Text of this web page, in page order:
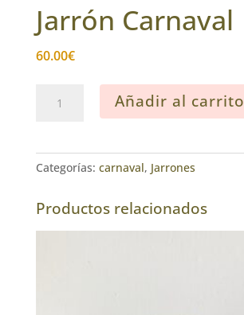
Jarrón Carnaval
60.00€
Carnaval
Añadir al carrito
Categorías: carnaval, Jarrones
Productos relacionados